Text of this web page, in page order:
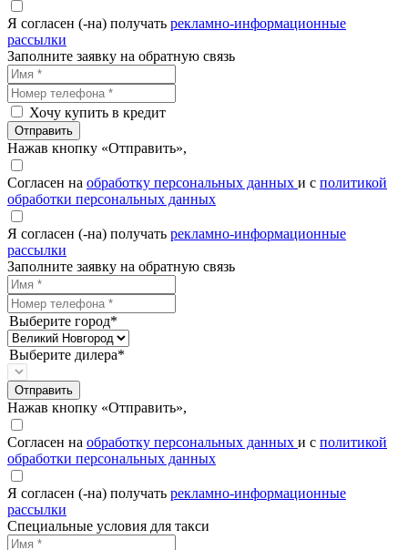
Я согласен (-на) получать рекламно-информационные
рассылки
Заполните заявку на обратную связь
Хочу купить в кредит
Отправить
Нажав кнопку «Отправить»,
Согласен на обработку персональных данных и с политикой
обработки персональных данных
Я согласен (-на) получать рекламно-информационные
рассылки
Заполните заявку на обратную связь
Выберите город*
Выберите дилера*
Отправить
Нажав кнопку «Отправить»,
Согласен на обработку персональных данных и с политикой
обработки персональных данных
Я согласен (-на) получать рекламно-информационные
рассылки
Специальные условия для такси